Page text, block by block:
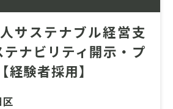
サステナブル経営支
ナビリティ開示・プ
経験者採用】